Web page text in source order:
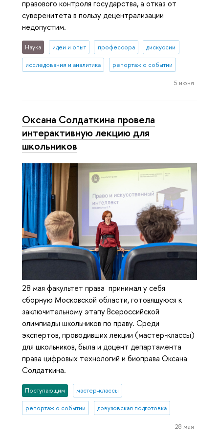
правового контроля государства, а отказ от
суверенитета в пользу децентрализации
недопустим.
Наука идеи и опыт профессора дискуссии
исследования и аналитика репортаж о событии
5 июня
Оксана Солдаткина провела
интерактивную лекцию для
школьников
28 мая факультет права принимал у себя
сборную Московской области, готовящуюся к
заключительному этапу Всероссийской
олимпиады школьников по праву. Среди
экспертов, проводивших лекции (мастер-классы)
для школьников, была и доцент департамента
права цифровых технологий и биоправа Оксана
Солдаткина.
Поступающим мастер-классы
репортаж о событии довузовская подготовка
28 мая